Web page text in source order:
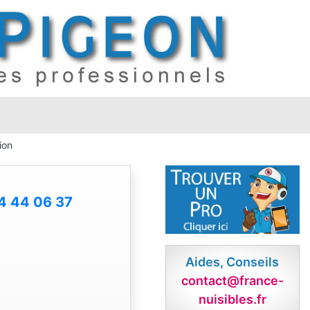
44 06 37
Aides, Conseils
contact@france-
nuisibles.fr